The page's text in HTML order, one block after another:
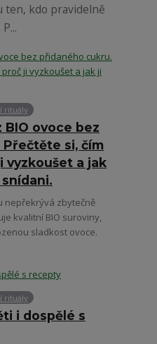
ten, kdo pravidelně
rituály
ovoce bez
si, čím
vyzkoušet a jak
nepřekrývá zbytečně
kvalitní BIO suroviny,
sladkost ovoce.
rituály
i dospělé s